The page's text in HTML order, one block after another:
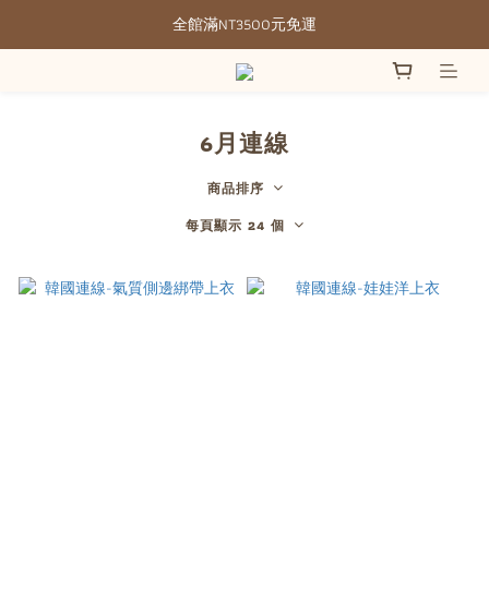
全館滿NT3500元免運
全館滿NT3500元免運
部分現貨＋預購20-30天不含假日
6月連線
商品排序
每頁顯示 24 個